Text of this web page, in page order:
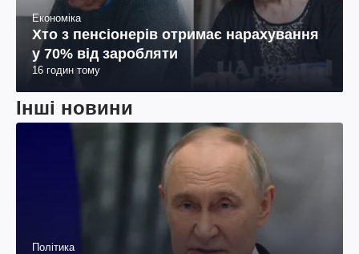
Економіка
Хто з пенсіонерів отримає нарахування
у 70% від заробляти
16 годин тому
Інші новини
Політика